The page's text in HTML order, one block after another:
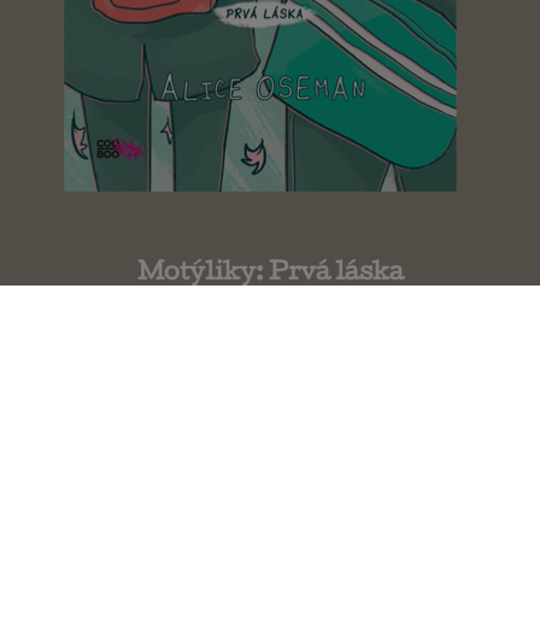
Motýliky: Prvá láska